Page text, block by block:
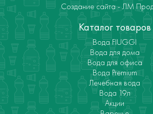
Создание сайта - ЛМ
Каталог товаров
Вода FIUGGI
Вода для дома
Вода для офиса
Вода Premium
Лечебная вода
Вода 19л
Акции